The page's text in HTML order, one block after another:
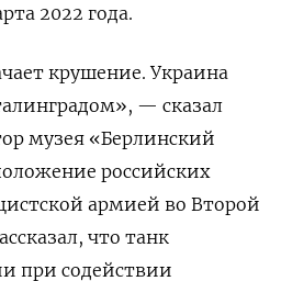
2022 года.
крушение. Украина
— сказал
музея «Берлинский
российских
армией во Второй
что танк
при содействии